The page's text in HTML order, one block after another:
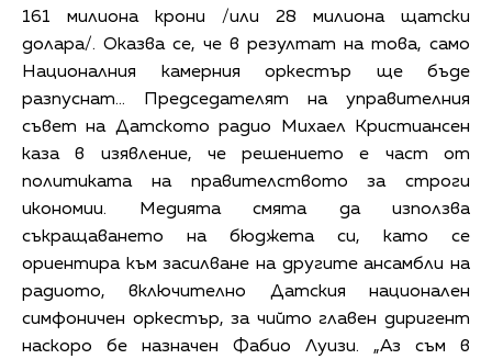
161 милиона крони /или 28 милиона щатски
долара/. Оказва се, че в резултат на това, само
Националния камерния оркестър ще бъде
разпуснат… Председателят на управителния
съвет на Датското радио Михаел Кристиансен
каза в изявление, че решението е част от
политиката на правителството за строги
икономии. Медията смята да използва
съкращаването на бюджета си, като се
ориентира към засилване на другите ансамбли на
радиото, включително Датския национален
симфоничен оркестър, за чийто главен диригент
наскоро бе назначен Фабио Луизи. „Аз съм в